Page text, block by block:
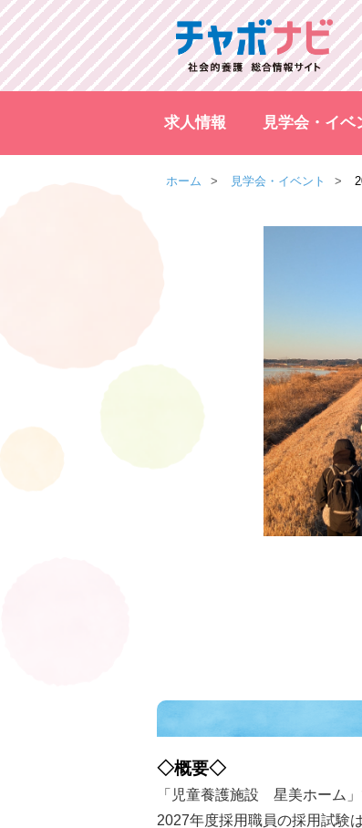
求人情報 見学会・イベ
ホーム 見学会・イベント
◇概要◇
「児童養護施設 星美ホーム
2027年度採用職員の採用試験